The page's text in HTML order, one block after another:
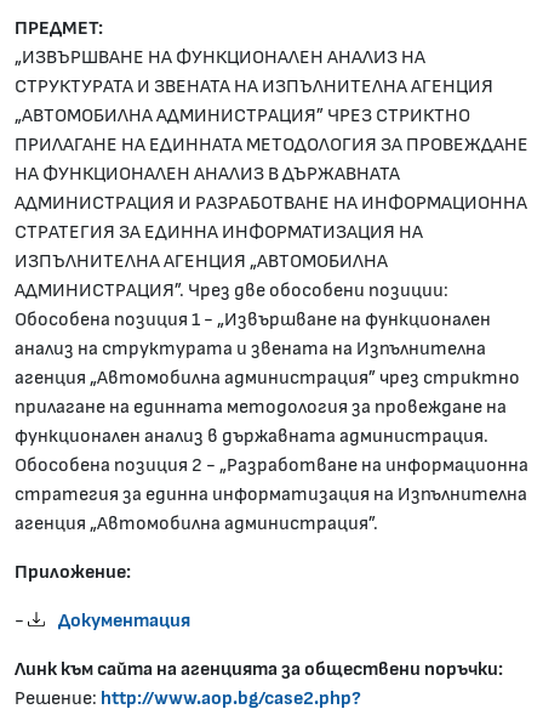
ПРЕДМЕТ:
„ИЗВЪРШВАНЕ НА ФУНКЦИОНАЛЕН АНАЛИЗ НА
СТРУКТУРАТА И ЗВЕНАТА НА ИЗПЪЛНИТЕЛНА АГЕНЦИЯ
„АВТОМОБИЛНА АДМИНИСТРАЦИЯ” ЧРЕЗ СТРИКТНО
ПРИЛАГАНЕ НА ЕДИННАТА МЕТОДОЛОГИЯ ЗА ПРОВЕЖДАНЕ
НА ФУНКЦИОНАЛЕН АНАЛИЗ В ДЪРЖАВНАТА
АДМИНИСТРАЦИЯ И РАЗРАБОТВАНЕ НА ИНФОРМАЦИОННА
СТРАТЕГИЯ ЗА ЕДИННА ИНФОРМАТИЗАЦИЯ НА
ИЗПЪЛНИТЕЛНА АГЕНЦИЯ „АВТОМОБИЛНА
АДМИНИСТРАЦИЯ”. Чрез две обособени позиции:
Обособена позиция 1 - „Извършване на функционален
анализ на структурата и звената на Изпълнителна
агенция „Автомобилна администрация” чрез стриктно
прилагане на единната методология за провеждане на
функционален анализ в държавната администрация.
Обособена позиция 2 - „Разработване на информационна
стратегия за единна информатизация на Изпълнителна
агенция „Автомобилна администрация”.
Приложение:
- Документация
Линк към сайта на агенцията за обществени поръчки:
Решение: http://www.aop.bg/case2.php?